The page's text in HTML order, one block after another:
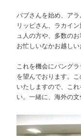
バブさんを始め、ア
リッピさん、ラカイ
ュ人の方や、多数の
お忙しいなかお越し
これを機会にバング
を望んでおります。
いたしますので、こ
い。一緒に、海外の文